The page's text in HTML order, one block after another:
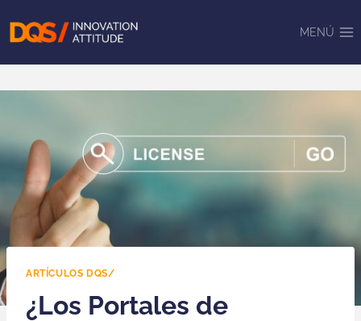
MENÚ
ARTÍCULOS DQS/
¿Los Portales de